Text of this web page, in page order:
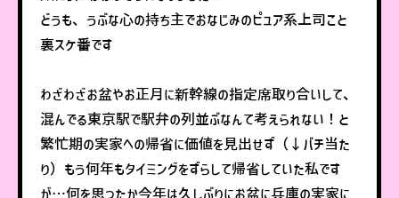
どうも、うぶな心の持ち主でおなじみのピュア系上司こと
裏スケ番です
わざわざお盆やお正月に新幹線の指定席取り合いして、
混んでる東京駅で駅弁の列並ぶなんて考えられない！と
繁忙期の実家への帰省に価値を見出せず（←バチ当た
り）もう何年もタイミングをずらして帰省していた私です
が…何を思ったか今年は久しぶりにお盆に兵庫の実家に